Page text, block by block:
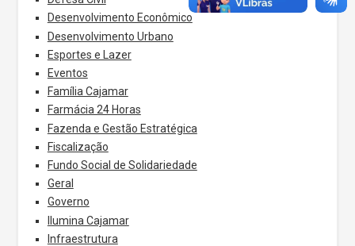
Desenvolvimento Econômico
Desenvolvimento Urbano
Esportes e Lazer
Eventos
Família Cajamar
Farmácia 24 Horas
Fazenda e Gestão Estratégica
Fiscalização
Fundo Social de Solidariedade
Geral
Governo
Ilumina Cajamar
Infraestrutura